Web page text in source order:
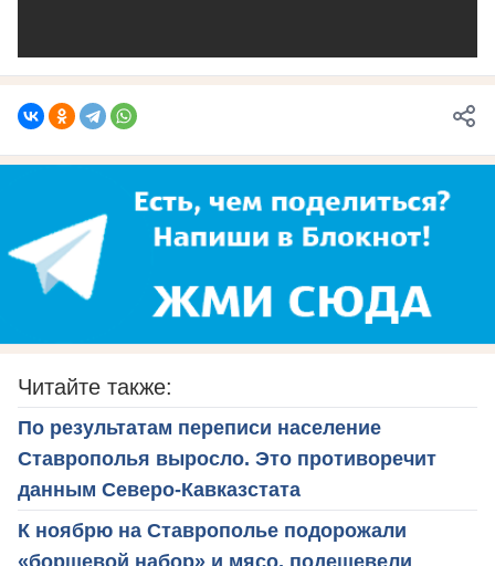
Читайте также:
По результатам переписи население
Ставрополья выросло. Это противоречит
данным Северо-Кавказстата
К ноябрю на Ставрополье подорожали
«борщевой набор» и мясо, подешевели